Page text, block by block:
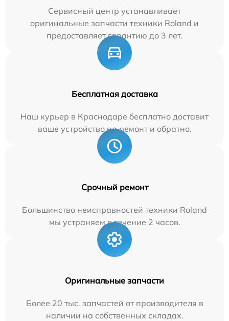
Сервисный центр устанавливает
оригинальные запчасти техники Roland и
предоставляет гарантию до 3 лет.
Бесплатная доставка
Наш курьер в Краснодаре бесплатно доставит
ваше устройство на ремонт и обратно.
Срочный ремонт
Большинство неисправностей техники Roland
мы устраняем в течение 2 часов.
Оригинальные запчасти
Более 20 тыс. запчастей от производителя в
наличии на собственных складах.